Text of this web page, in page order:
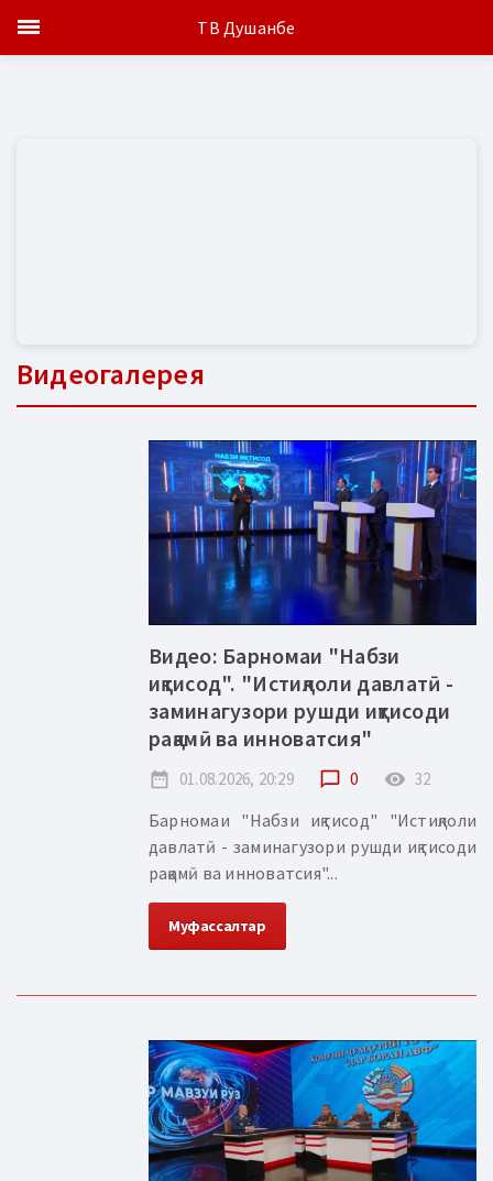
Видеогалерея
Видео: Барномаи "Набзи
иқтисод". "Истиқлоли давлатӣ -
заминагузори рушди иқтисоди
рақамӣ ва инноватсия"
date_range 01.08.2026, 20:29 chat_bubble_outline 0 remove_red_eye 32
Барномаи "Набзи иқтисод" "Истиқлоли
давлатӣ - заминагузори рушди иқтисоди
рақамӣ ва инноватсия"...
Муфассалтар
ТВ Душанбе